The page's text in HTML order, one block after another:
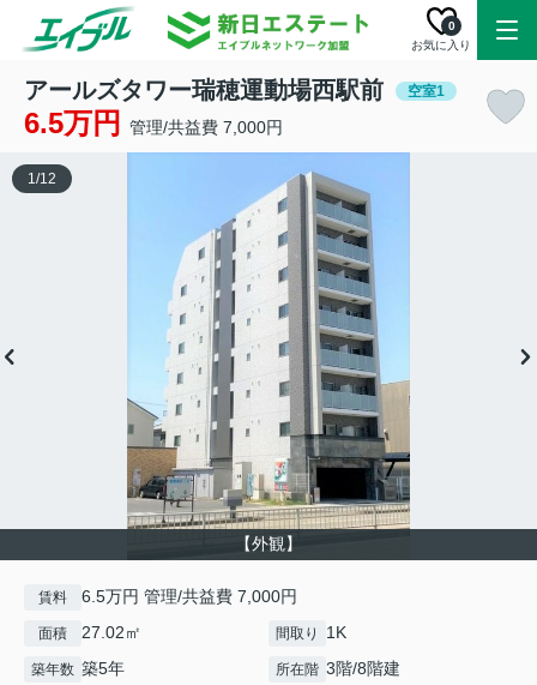
お気に入り
0
アールズタワー瑞穂運動場西駅前 空室1
6.5万円 管理/共益費 7,000円
【外観】
1/12
賃料 6.5万円 管理/共益費 7,000円
面積 27.02㎡ 間取り 1K
築年数 築5年 所在階 3階/8階建